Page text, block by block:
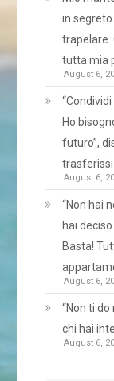
in
trapelare.
tutta mia
August 6,
Ho
futuro”,
trasferissi
August 6,
“Non hai
hai
Basta!
August 6,
“Non ti
chi hai
August 6,